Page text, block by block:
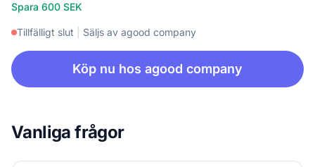
Spara 600 SEK
Tillfälligt slut Säljs av agood company
Köp nu hos agood company
Vanliga frågor